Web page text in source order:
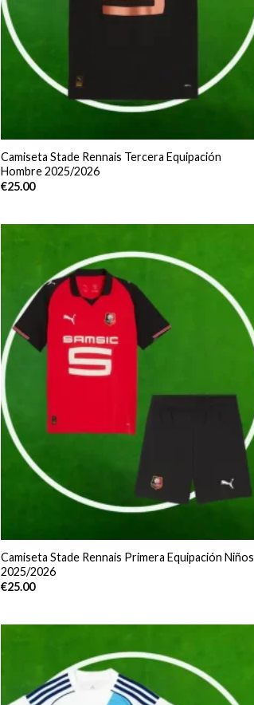
Camiseta Stade Rennais Tercera Equipación
Hombre 2025/2026
€25.00
Camiseta Stade Rennais Primera Equipación Niños
2025/2026
€25.00